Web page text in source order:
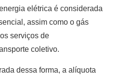
elétrica é considerada
assim como o gás
serviços de
coletivo.
dessa forma, a alíquota